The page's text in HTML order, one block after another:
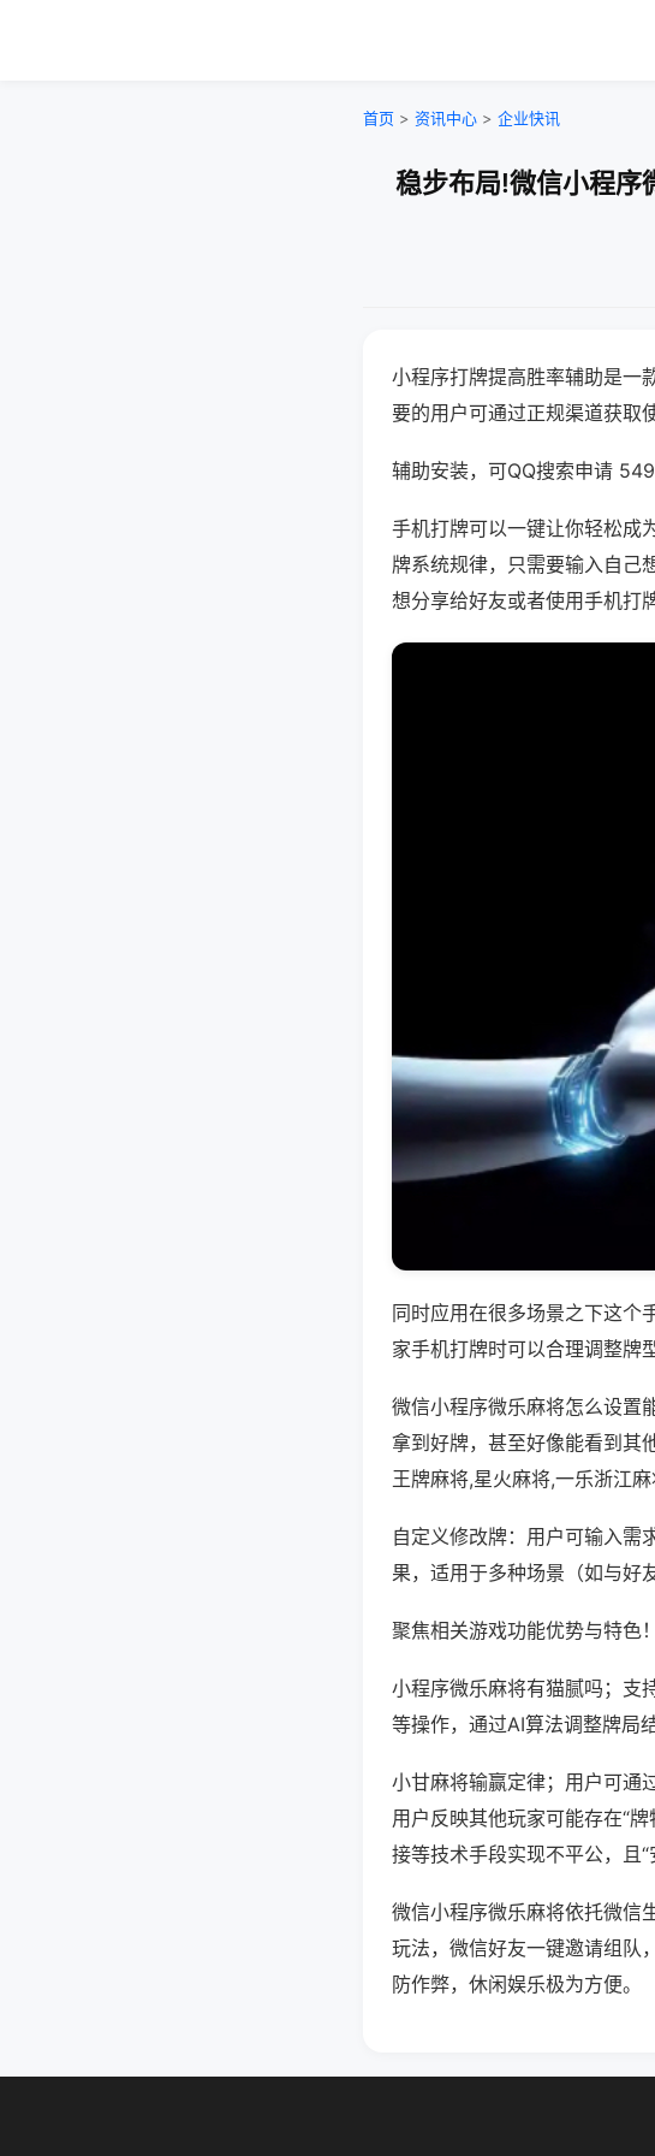
首页 > 资讯中心 > 企业快讯
稳步布局!微信小程序
小程序打牌提高胜率辅助是一
要的用户可通过正规渠道获取
辅助安装，可QQ搜索申请
手机打牌可以一键让你轻松成
牌系统规律，只需要输入自己
想分享给好友或者使用手机打
同时应用在很多场景之下这个
家手机打牌时可以合理调整牌
微信小程序微乐麻将怎么设置
拿到好牌，甚至好像能看到其
王牌麻将,星火麻将,一乐浙江
自定义修改牌：用户可输入需
果，适用于多种场景（如与好
聚焦相关游戏功能优势与特色！
小程序微乐麻将有猫腻吗；支
等操作，通过AI算法调整牌局
小甘麻将输赢定律；用户可通
用户反映其他玩家可能存在“
接等技术手段实现不平公，且“
微信小程序微乐麻将依托微信
玩法，微信好友一键邀请组队
防作弊，休闲娱乐极为方便。